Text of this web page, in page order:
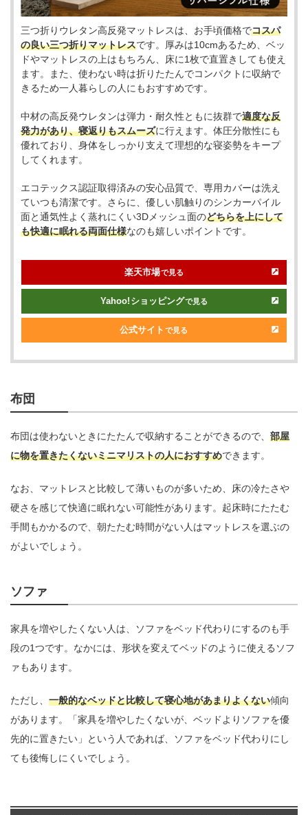
三つ折りウレタン高反発マットレスは、お手頃価格でコスパ
の良い三つ折りマットレスです。厚みは10cmあるため、ベッ
ドやマットレスの上はもちろん、床に1枚で直置きしても使え
ます。また、使わない時は折りたたんでコンパクトに収納で
きるため一人暮らしの人にもおすすめです。
中材の高反発ウレタンは弾力・耐久性ともに抜群で適度な反
発力があり、寝返りもスムーズに行えます。体圧分散性にも
優れており、身体をしっかり支えて理想的な寝姿勢をキープ
してくれます。
エコテックス認証取得済みの安心品質で、専用カバーは洗え
ていつも清潔です。さらに、優しい肌触りのシンカーパイル
面と通気性よく蒸れにくい3Dメッシュ面のどちらを上にして
も快適に眠れる両面仕様なのも嬉しいポイントです。
楽天市場で見る
Yahoo! ショッピングで見る
公式サイト で見る
布団
布団は使わないときにたたんで収納することができるので、 部屋
に物を置きたくないミニマリストの人におすすめできます。
なお、マットレスと比較して薄いものが多いため、床の冷たさや
硬さを感じて快適に眠れない可能性があります。起床時にたたむ
手間もかかるので、朝たたむ時間がない人はマットレスを選ぶの
がよいでしょう。
ソファ
家具を増やしたくない人は、ソファをベッド代わりにするのも手
段の1つです。なかには、形状を変えてベッドのように使えるソフ
ァもあります。
ただし、 一般的なベッドと比較して寝心地があまりよくない傾向
があります。「家具を増やしたくないが、ベッドよりソファを優
先的に置きたい」という人であれば、ソファをベッド代わりにし
ても後悔しにくいでしょう。